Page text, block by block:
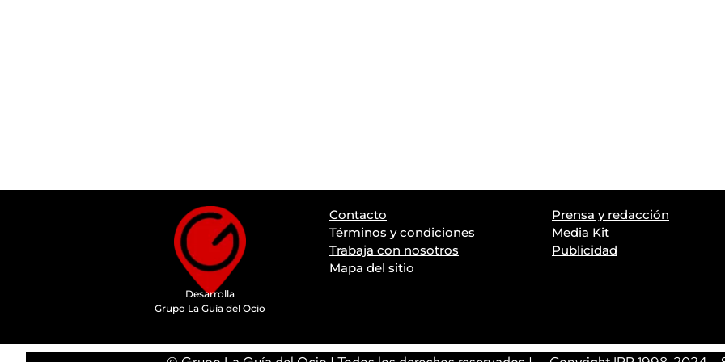
Desarrolla
Grupo La Guía del Ocio
Contacto
Términos y condiciones
Trabaja con nosotros
Mapa del sitio
Prensa y redacción
Media Kit
Publicidad